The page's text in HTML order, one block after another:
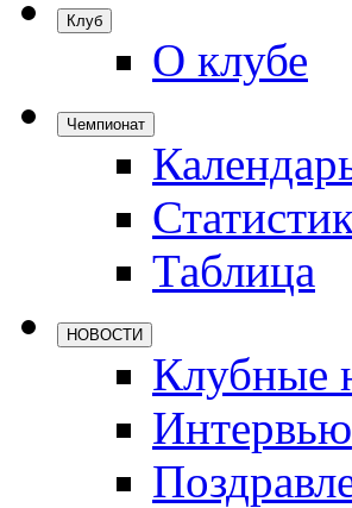
Клуб
О клубе
Чемпионат
Таблица
НОВОСТИ
Клубные
Интервью